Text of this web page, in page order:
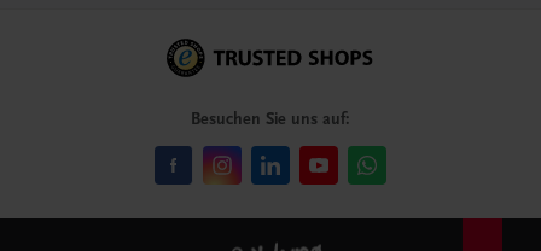
Besuchen Sie uns auf: